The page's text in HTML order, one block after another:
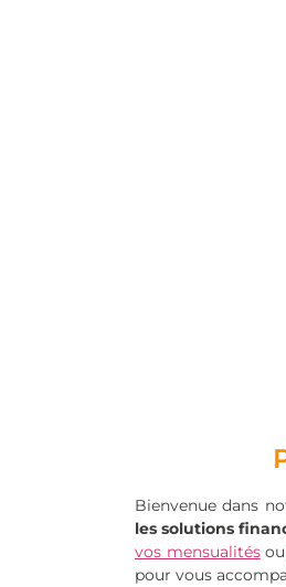
Bienvenue dans
les solutions
vos mensualités
pour vous